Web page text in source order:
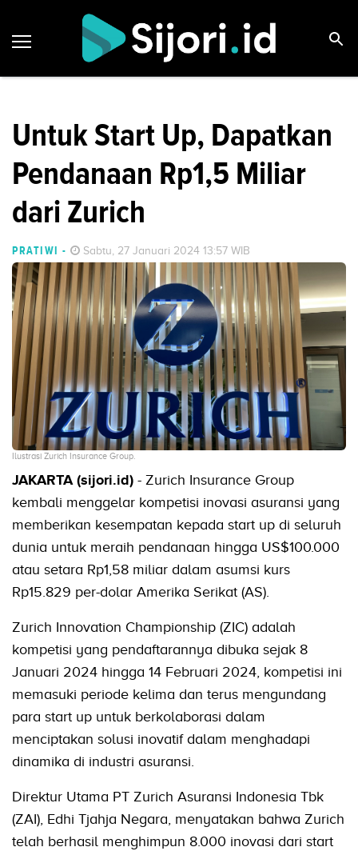
Untuk Start Up, Dapatkan
Pendanaan Rp1,5 Miliar
dari Zurich
PRATIWI - Sabtu, 27 Januari 2024 13:57 WIB
Ilustrasi Zurich Insurance Group.
JAKARTA (sijori.id) - Zurich Insurance Group
kembali menggelar kompetisi inovasi asuransi yang
memberikan kesempatan kepada start up di seluruh
dunia untuk meraih pendanaan hingga US$100.000
atau setara Rp1,58 miliar dalam asumsi kurs
Rp15.829 per-dolar Amerika Serikat (AS).
Zurich Innovation Championship (ZIC) adalah
kompetisi yang pendaftarannya dibuka sejak 8
Januari 2024 hingga 14 Februari 2024, kompetisi ini
memasuki periode kelima dan terus mengundang
para start up untuk berkolaborasi dalam
menciptakan solusi inovatif dalam menghadapi
dinamika di industri asuransi.
Direktur Utama PT Zurich Asuransi Indonesia Tbk
(ZAI), Edhi Tjahja Negara, menyatakan bahwa Zurich
telah berhasil menghimpun 8.000 inovasi dari start